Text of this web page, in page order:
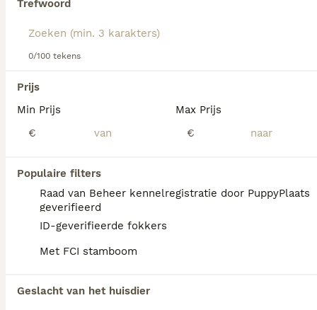
Trefwoord
0/100 tekens
Prijs
Min Prijs
€
Max Prijs
€
Populaire filters
Raad van Beheer kennelregistratie door PuppyPlaats
geverifieerd
ID-geverifieerde fokkers
Met FCI stamboom
Geslacht van het huisdier
informatie over dit hondenras.
We hebben 0 Bouvier des Flandres Honden
Als je toekomstige resultaten wil zien voor deze
exacte zoekopdracht, sla dan je zoekopdracht op en
vind jouw perfecte hond:
Zoekopdracht bewaren
FAQ's
Wat is de prijs van een
Bouvier des Flandres pup?
De prijs van een Bouvier des Flandres pup